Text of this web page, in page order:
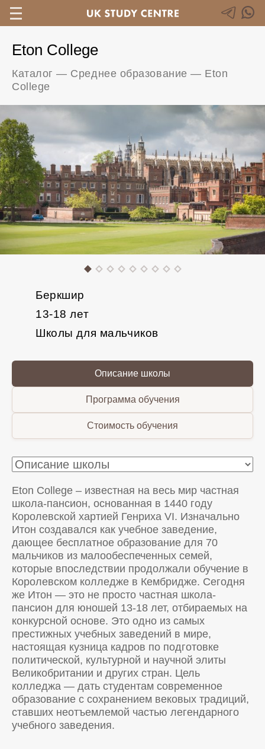
Eton College
Каталог — Среднее образование — Eton
College
Беркшир
13-18 лет
Школы для мальчиков
Описание школы
Программа обучения
Стоимость обучения
Eton College – известная на весь мир частная
школа-пансион, основанная в 1440 году
Королевской хартией Генриха VI. Изначально
Итон создавался как учебное заведение,
дающее бесплатное образование для 70
мальчиков из малообеспеченных семей,
которые впоследствии продолжали обучение в
Королевском колледже в Кембридже. Сегодня
же Итон — это не просто частная школа-
пансион для юношей 13-18 лет, отбираемых на
конкурсной основе. Это одно из самых
престижных учебных заведений в мире,
настоящая кузница кадров по подготовке
политической, культурной и научной элиты
Великобритании и других стран. Цель
колледжа — дать студентам современное
образование с сохранением вековых традиций,
ставших неотъемлемой частью легендарного
учебного заведения.